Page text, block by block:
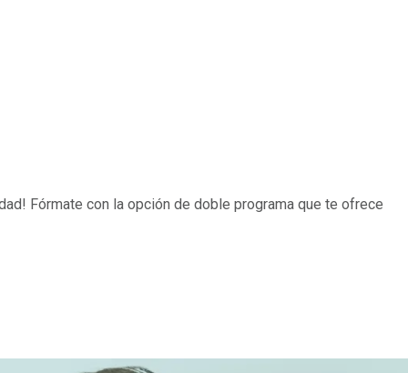
Fórmate con la opción de doble programa que te ofrece